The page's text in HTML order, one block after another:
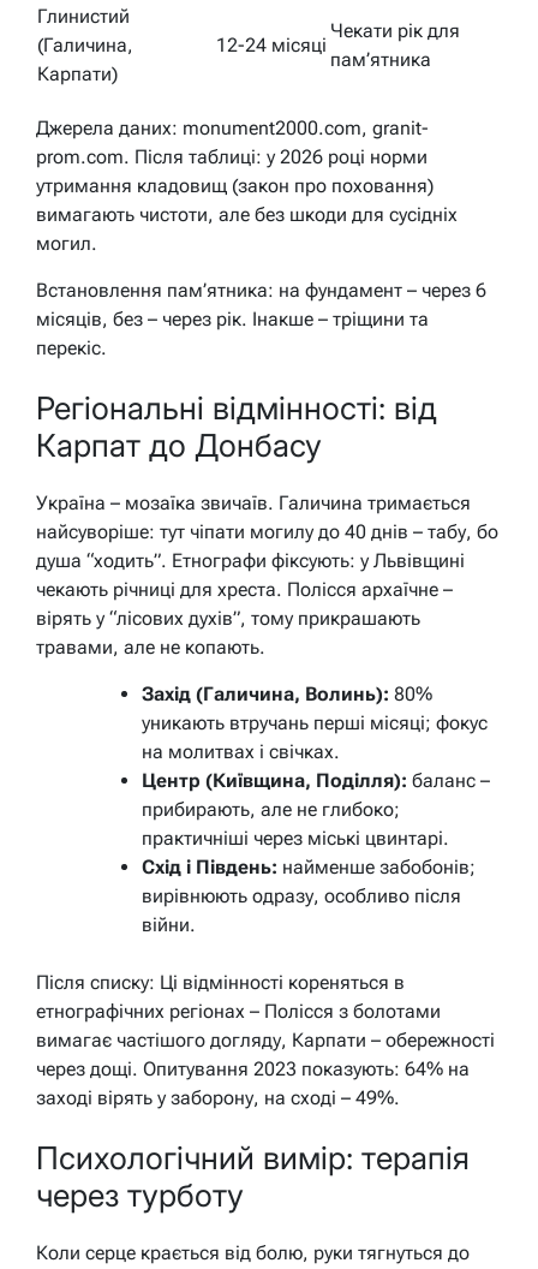
Глинистий
(Галичина,
Карпати)
12-24 місяці
Чекати рік для
пам’ятника
Джерела даних: monument2000.com, granit-
prom.com. Після таблиці: у 2026 році норми
утримання кладовищ (закон про поховання)
вимагають чистоти, але без шкоди для сусідніх
могил.
Встановлення пам’ятника: на фундамент – через 6
місяців, без – через рік. Інакше – тріщини та
перекіс.
Регіональні відмінності: від
Карпат до Донбасу
Україна – мозаїка звичаїв. Галичина тримається
найсуворіше: тут чіпати могилу до 40 днів – табу, бо
душа “ходить”. Етнографи фіксують: у Львівщині
чекають річниці для хреста. Полісся архаїчне –
вірять у “лісових духів”, тому прикрашають
травами, але не копають.
Захід (Галичина, Волинь): 80%
уникають втручань перші місяці; фокус
на молитвах і свічках.
Центр (Київщина, Поділля): баланс –
прибирають, але не глибоко;
практичніші через міські цвинтарі.
Схід і Південь: найменше забобонів;
вирівнюють одразу, особливо після
війни.
Після списку: Ці відмінності кореняться в
етнографічних регіонах – Полісся з болотами
вимагає частішого догляду, Карпати – обережності
через дощі. Опитування 2023 показують: 64% на
заході вірять у заборону, на сході – 49%.
Психологічний вимір: терапія
через турботу
Коли серце крається від болю, руки тягнуться до